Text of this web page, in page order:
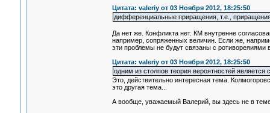
Цитата: valeriy от 03 Ноября 2012, 18:25:50
дифференциальные приращения, т.е.,
Да нет же. Конфликта нет. КМ внутренне
например, сопряженных величин. Если же,
эти проблемы не будут связаны с ротивореяиями
Цитата: valeriy от 03 Ноября 2012, 18:25:50
одним из столпов теория вероятностей является
Это, действительно интересная тема.
это другая тема...
А вообще, уважаемый Валерий, вы здесь не в